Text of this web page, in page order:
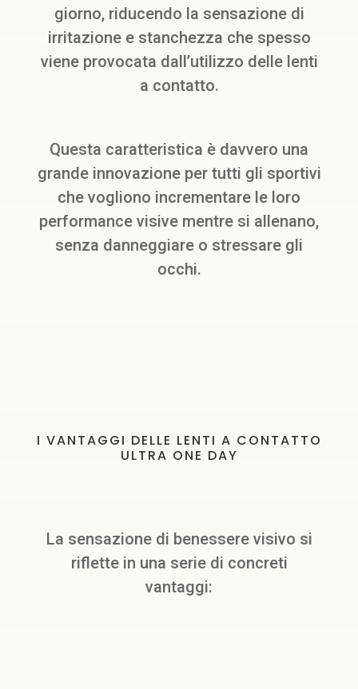
giorno, riducendo la sensazione di
irritazione e stanchezza che spesso
viene provocata dall’utilizzo delle lenti
a contatto.
Questa caratteristica è davvero una
grande innovazione per tutti gli sportivi
che vogliono incrementare le loro
performance visive mentre si allenano,
senza danneggiare o stressare gli
occhi.
I VANTAGGI DELLE LENTI A CONTATTO
ULTRA ONE DAY
La sensazione di benessere visivo si
riflette in una serie di concreti
vantaggi: